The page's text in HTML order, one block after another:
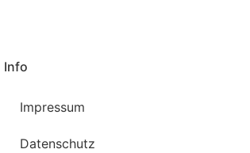
Info
Impressum
Datenschutz